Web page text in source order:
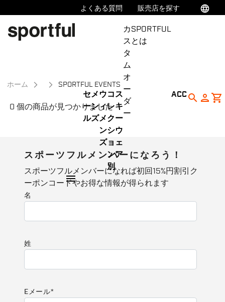
意
ビ
よくある質問 販売店を探す language
セ
ー
ル
メ
ン
ズ
ウ
ィ
メ
ン
ズ
コ
レ
ク
シ
ョ
ン
別
ス
キ
ー
ウ
ェ
ア
カ
ス
タ
ム
オ
ー
ダ
ー
SPORTFUL
とは
ACCsearch person shopping_cart
menu
ホーム SPORTFUL EVENTS
0 個の商品が見つかりました
スポーツフルメンバーになろう！
スポーツフルメンバーになれば初回15%円割引ク
ーポンコードやお得な情報が得られます
名
姓
Eメール*